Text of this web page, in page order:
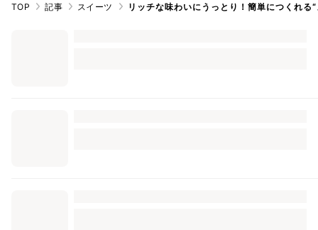
TOP 記事 スイーツ リッチな味わいにうっとり！簡単につくれる